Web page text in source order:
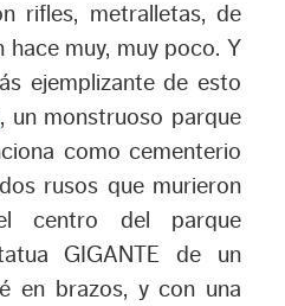
rifles, metralletas, de
muy, muy poco. Y
ejemplizante de esto
, un monstruoso parque
como cementerio
rusos que murieron
centro del parque
GIGANTE de un
en brazos, y con una